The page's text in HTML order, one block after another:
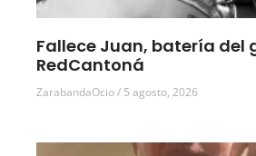
Fallece Juan, batería del
RedCantoná
ZarabandaOcio 5 agosto, 2026